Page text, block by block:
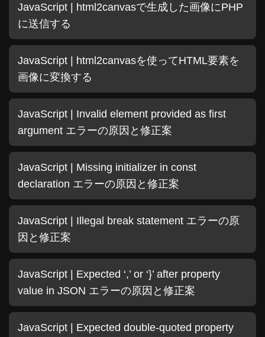
JavaScript | html2canvasで生成した画像にPHP
に送信する
JavaScript | html2canvasを使ってHTML要素を
画像に変換する
JavaScript | Invalid element provided as first
argument エラーの原因と修正案
JavaScript | Missing initializer in const
declaration エラーの原因と修正案
JavaScript | Illegal break statement エラーの原
因と修正案
JavaScript | Expected ‘,’ or ‘}’ after property
value in JSON エラーの原因と修正案
JavaScript | Expected double-quoted property